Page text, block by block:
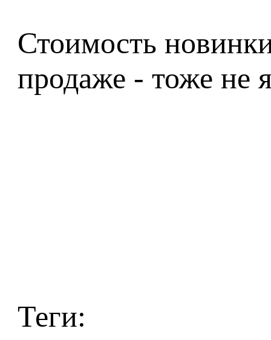
Стоимость
продаже - тоже не
Теги: